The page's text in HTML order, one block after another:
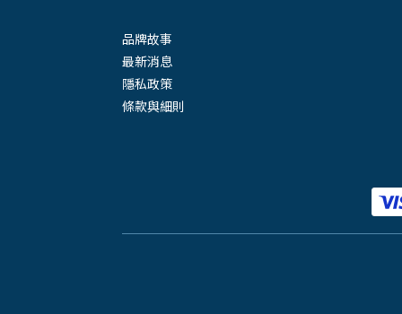
品牌故事
最新消息
隱私政策
條款與細則